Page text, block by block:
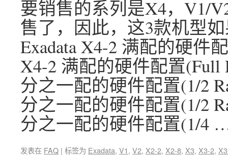
要销售的系列是X4，V1/
售了，因此，这3款机型
Exadata X4-2 满配的硬件
X4-2 满配的硬件配置(Full
分之一配的硬件配置(1/2
分之一配的硬件配置(1/2
分之一配的硬件配置(1/4
发表在 FAQ | 标签为 Exadata, V1, V2, X2-2, X2-8, X3, X3-2,